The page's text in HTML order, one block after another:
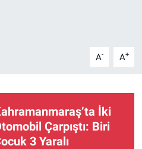
A- A+
İki
Çarpıştı: Biri
3 Yaralı